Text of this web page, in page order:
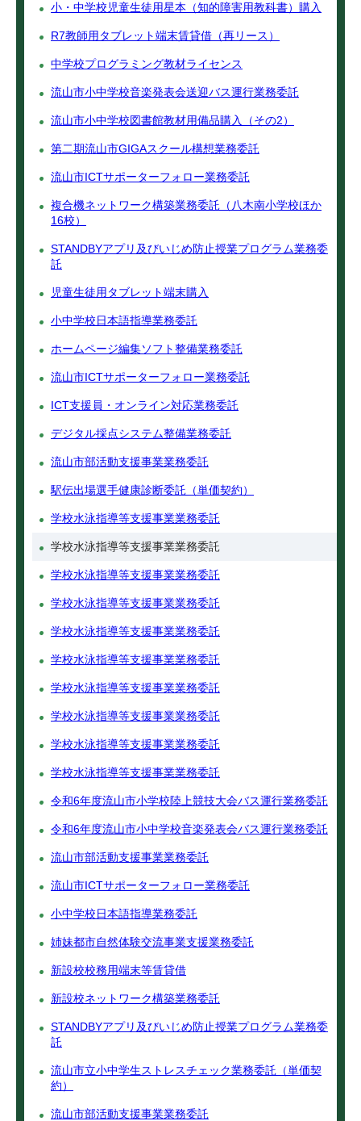
小・中学校児童生徒用星本（知的障害用教科書）購入
R7教師用タブレット端末賃貸借（再リース）
中学校プログラミング教材ライセンス
流山市小中学校音楽発表会送迎バス運行業務委託
流山市小中学校図書館教材用備品購入（その2）
第二期流山市GIGAスクール構想業務委託
流山市ICTサポーターフォロー業務委託
複合機ネットワーク構築業務委託（八木南小学校ほか
16校）
STANDBYアプリ及びいじめ防止授業プログラム業務委
託
児童生徒用タブレット端末購入
小中学校日本語指導業務委託
ホームページ編集ソフト整備業務委託
流山市ICTサポーターフォロー業務委託
ICT支援員・オンライン対応業務委託
デジタル採点システム整備業務委託
流山市部活動支援事業業務委託
駅伝出場選手健康診断委託（単価契約）
学校水泳指導等支援事業業務委託
学校水泳指導等支援事業業務委託
学校水泳指導等支援事業業務委託
学校水泳指導等支援事業業務委託
学校水泳指導等支援事業業務委託
学校水泳指導等支援事業業務委託
学校水泳指導等支援事業業務委託
学校水泳指導等支援事業業務委託
学校水泳指導等支援事業業務委託
学校水泳指導等支援事業業務委託
令和6年度流山市小学校陸上競技大会バス運行業務委託
令和6年度流山市小中学校音楽発表会バス運行業務委託
流山市部活動支援事業業務委託
流山市ICTサポーターフォロー業務委託
小中学校日本語指導業務委託
姉妹都市自然体験交流事業支援業務委託
新設校校務用端末等賃貸借
新設校ネットワーク構築業務委託
STANDBYアプリ及びいじめ防止授業プログラム業務委
託
流山市立小中学生ストレスチェック業務委託（単価契
約）
流山市部活動支援事業業務委託